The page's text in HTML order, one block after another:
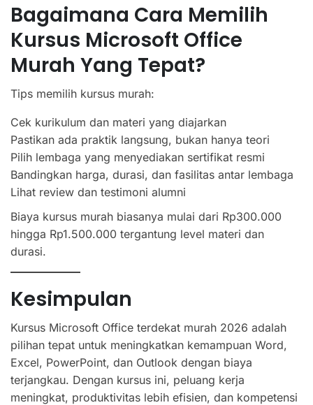
Bagaimana Cara Memilih
Kursus Microsoft Office
Murah Yang Tepat?
Tips memilih kursus murah:
Cek kurikulum dan materi yang diajarkan
Pastikan ada praktik langsung, bukan hanya teori
Pilih lembaga yang menyediakan sertifikat resmi
Bandingkan harga, durasi, dan fasilitas antar lembaga
Lihat review dan testimoni alumni
Biaya kursus murah biasanya mulai dari Rp300.000
hingga Rp1.500.000 tergantung level materi dan
durasi.
Kesimpulan
Kursus Microsoft Office terdekat murah 2026 adalah
pilihan tepat untuk meningkatkan kemampuan Word,
Excel, PowerPoint, dan Outlook dengan biaya
terjangkau. Dengan kursus ini, peluang kerja
meningkat, produktivitas lebih efisien, dan kompetensi